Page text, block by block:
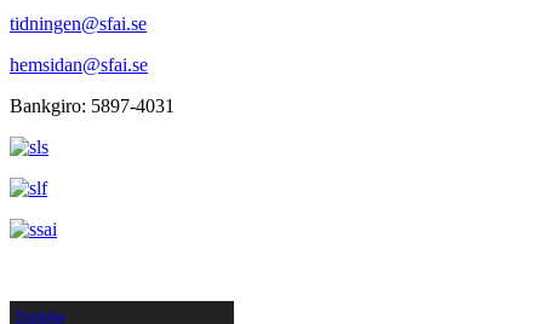
tidningen@sfai.se
hemsidan@sfai.se
Bankgiro: 5897-4031
Svenska